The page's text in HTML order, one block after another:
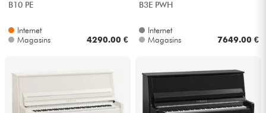
B10 PE
Internet
Magasins
4290.00 €
B3E PWH
Internet
Magasins
7649.00 €